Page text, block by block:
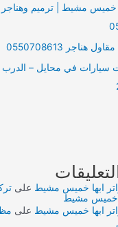
مشيط | ترميم وهناجر
0550708613
سيارات في محايل – الدرب
ابها خميس مشيط على
خميس مشيط
ابها خميس مشيط على